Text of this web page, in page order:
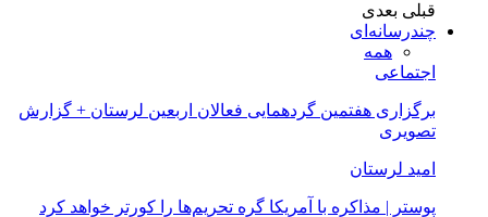
قبلی بعدی
چندرسانه‌ای
همه
اجتماعی
برگزاری هفتمین گردهمایی فعالان اربعین لرستان + گزارش
تصویری
امید لرستان
پوستر | مذاکره با آمریکا گره تحریم‌ها را کورتر خواهد کرد